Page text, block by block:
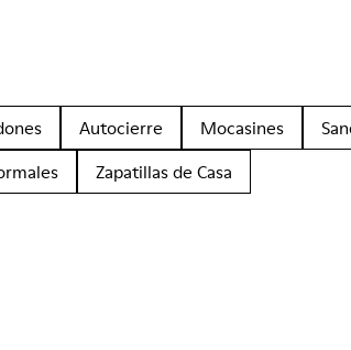
Autocierre Mocasines
Zapatillas de Casa